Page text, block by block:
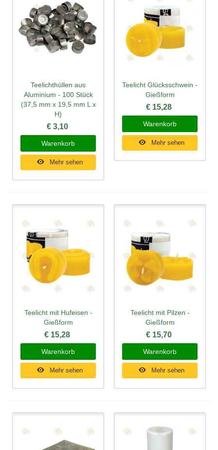
Teelichthüllen aus
Aluminium - 100 Stück
(37,5 mm x 19,5 mm L x
H)
€ 3,10
Warenkorb
Mehr sehen
Teelicht Glücksschwein -
Gießform
€ 15,28
Warenkorb
Mehr sehen
Teelicht mit Hufeisen -
Gießform
€ 15,28
Warenkorb
Mehr sehen
Teelicht mit Pilzen -
Gießform
€ 15,70
Warenkorb
Mehr sehen